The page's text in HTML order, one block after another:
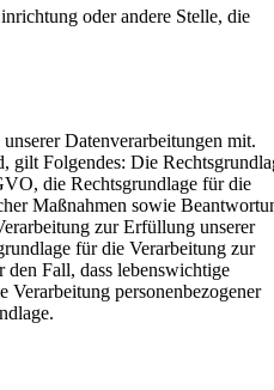
oder andere Stelle, die
Datenverarbeitungen mit.
gilt Folgendes: Die
die Rechtsgrundlage für die
Maßnahmen sowie
zur Erfüllung unserer
für die Verarbeitung zur
Fall, dass lebenswichtige
Verarbeitung personenbezogener